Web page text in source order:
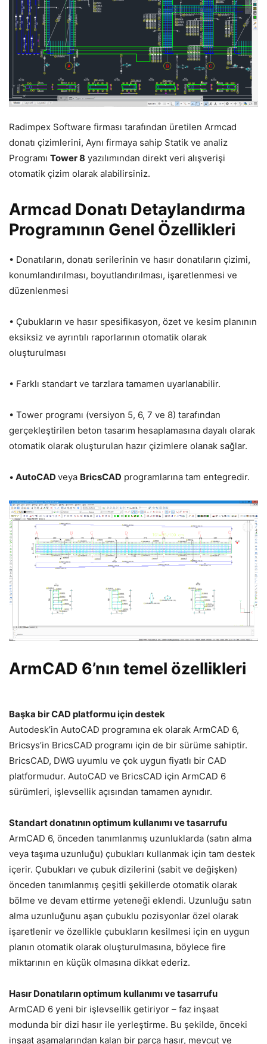
Radimpex Software firması tarafından üretilen Armcad
donatı çizimlerini, Aynı firmaya sahip Statik ve analiz
Programı Tower 8 yazılımından direkt veri alışverişi
otomatik çizim olarak alabilirsiniz.
Armcad Donatı Detaylandırma
Programının Genel Özellikleri
• Donatıların, donatı serilerinin ve hasır donatıların çizimi,
konumlandırılması, boyutlandırılması, işaretlenmesi ve
düzenlenmesi
• Çubukların ve hasır spesifikasyon, özet ve kesim planının
eksiksiz ve ayrıntılı raporlarının otomatik olarak
oluşturulması
• Farklı standart ve tarzlara tamamen uyarlanabilir.
• Tower programı (versiyon 5, 6, 7 ve 8) tarafından
gerçekleştirilen beton tasarım hesaplamasına dayalı olarak
otomatik olarak oluşturulan hazır çizimlere olanak sağlar.
• AutoCAD veya BricsCAD programlarına tam entegredir.
ArmCAD 6’nın temel özellikleri
Başka bir CAD platformu için destek
Autodesk’in AutoCAD programına ek olarak ArmCAD 6,
Bricsys’in BricsCAD programı için de bir sürüme sahiptir.
BricsCAD, DWG uyumlu ve çok uygun fiyatlı bir CAD
platformudur. AutoCAD ve BricsCAD için ArmCAD 6
sürümleri, işlevsellik açısından tamamen aynıdır.
Standart donatının optimum kullanımı ve tasarrufu
ArmCAD 6, önceden tanımlanmış uzunluklarda (satın alma
veya taşıma uzunluğu) çubukları kullanmak için tam destek
içerir. Çubukları ve çubuk dizilerini (sabit ve değişken)
önceden tanımlanmış çeşitli şekillerde otomatik olarak
bölme ve devam ettirme yeteneği eklendi. Uzunluğu satın
alma uzunluğunu aşan çubuklu pozisyonlar özel olarak
işaretlenir ve özellikle çubukların kesilmesi için en uygun
planın otomatik olarak oluşturulmasına, böylece fire
miktarının en küçük olmasına dikkat ederiz.
Hasır Donatıların optimum kullanımı ve tasarrufu
ArmCAD 6 yeni bir işlevsellik getiriyor – faz inşaat
modunda bir dizi hasır ile yerleştirme. Bu şekilde, önceki
inşaat aşamalarından kalan bir parça hasır, mevcut ve